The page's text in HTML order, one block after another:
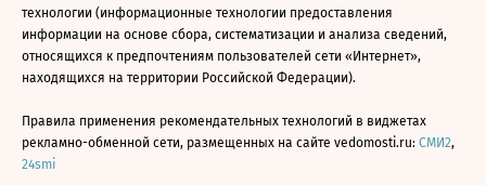
технологии (информационные технологии предоставления
информации на основе сбора, систематизации и анализа сведений,
относящихся к предпочтениям пользователей сети «Интернет»,
находящихся на территории Российской Федерации).
Правила применения рекомендательных технологий в виджетах
рекламно-обменной сети, размещенных на сайте vedomosti.ru: СМИ2,
24smi